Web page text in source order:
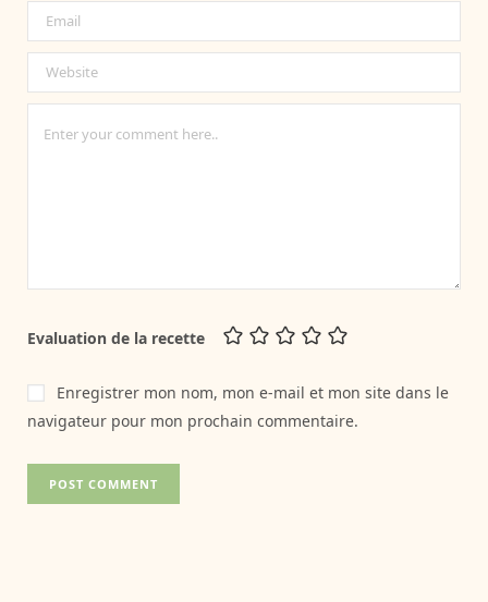
Evaluation de la recette
Enregistrer mon nom, mon e-mail et mon site dans le
navigateur pour mon prochain commentaire.